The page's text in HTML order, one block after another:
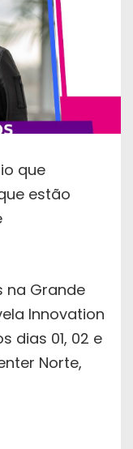
que
estão
na Grande
Innovation
dias 01, 02 e
Norte,